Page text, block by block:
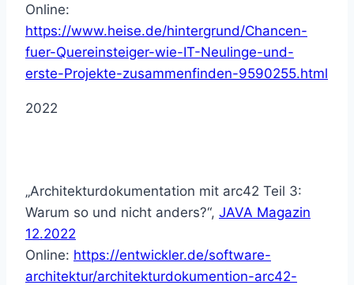
Online:
https://www.heise.de/hintergrund/Chancen-
fuer-Quereinsteiger-wie-IT-Neulinge-und-
erste-Projekte-zusammenfinden-9590255.html
2022
„Architekturdokumentation mit arc42 Teil 3:
Warum so und nicht anders?“, JAVA Magazin
12.2022
Online: https://entwickler.de/software-
architektur/architekturdokumention-arc42-